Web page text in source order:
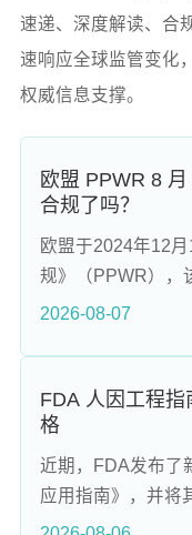
速递、深度解读、合
速响应全球监管变化
权威信息支撑。
欧盟 PPWR 8
合规了吗？
欧盟于2024年12
规》（PPWR），
施，旨在实现包装
制添加再生料、限
产者责任（EPR）
了专属豁免，考虑
险包装可享受针对
2026-08-07
FDA 人因工程
格
近期，FDA发布了
应用指南》，并将
规硬标准。该指南